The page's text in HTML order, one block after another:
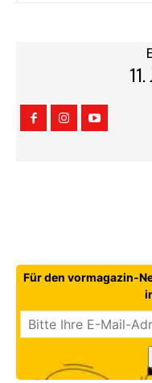
11.
Für den vormagazin-